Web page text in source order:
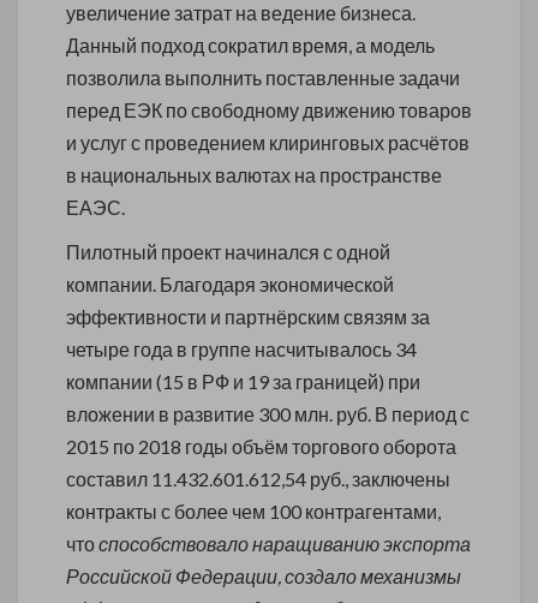
увеличение затрат на ведение бизнеса.
Данный подход сократил время, а модель
позволила выполнить поставленные задачи
перед ЕЭК по свободному движению товаров
и услуг с проведением клиринговых расчётов
в национальных валютах на пространстве
ЕАЭС.
Пилотный проект начинался с одной
компании. Благодаря экономической
эффективности и партнёрским связям за
четыре года в группе насчитывалось 34
компании (15 в РФ и 19 за границей) при
вложении в развитие 300 млн. руб. В период с
2015 по 2018 годы объём торгового оборота
составил 11.432.601.612,54 руб., заключены
контракты с более чем 100 контрагентами,
чтоспособствовало наращиванию экспорта
Российской Федерации, создало механизмы